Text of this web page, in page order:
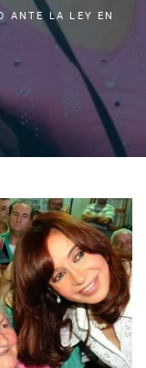
ANTE LA LEY EN